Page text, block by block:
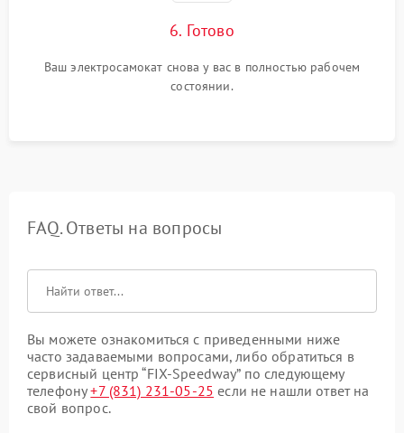
6. Готово
Ваш электросамокат снова у вас в полностью рабочем
состоянии.
FAQ. Ответы на вопросы
Вы можете ознакомиться с приведенными ниже
часто задаваемыми вопросами, либо обратиться в
сервисный центр “FIX-Speedway” по следующему
телефону+7 (831) 231-05-25 если не нашли ответ на
свой вопрос.